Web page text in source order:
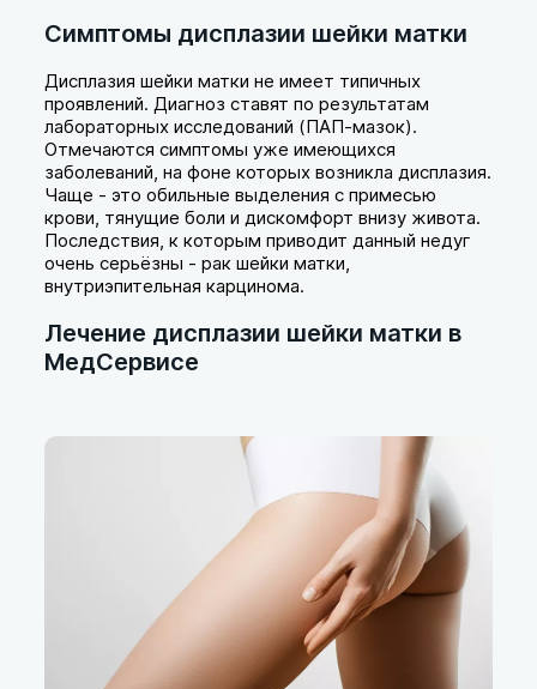
Симптомы дисплазии шейки матки
Дисплазия шейки матки не имеет типичных
проявлений. Диагноз ставят по результатам
лабораторных исследований (ПАП-мазок).
Отмечаются симптомы уже имеющихся
заболеваний, на фоне которых возникла дисплазия.
Чаще - это обильные выделения с примесью
крови, тянущие боли и дискомфорт внизу живота.
Последствия, к которым приводит данный недуг
очень серьёзны - рак шейки матки,
внутриэпительная карцинома.
Лечение дисплазии шейки матки в
МедСервисе